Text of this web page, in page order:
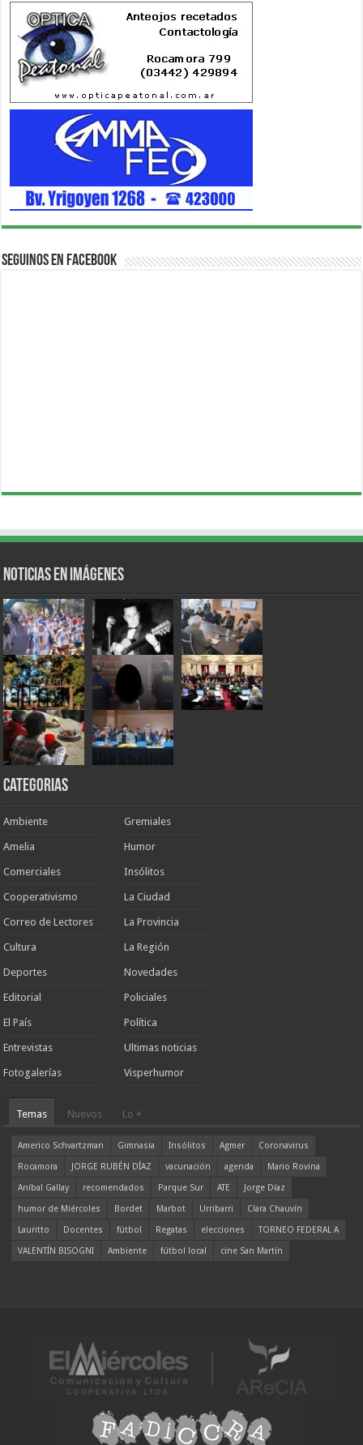
Seguinos en Facebook
Noticias en Imágenes
Categorias
Ambiente
Amelia
Comerciales
Cooperativismo
Correo de Lectores
Cultura
Deportes
Editorial
El País
Entrevistas
Fotogalerías
Gremiales
Humor
Insólitos
La Ciudad
La Provincia
La Región
Novedades
Policiales
Política
Ultimas noticias
Visperhumor
Temas Nuevos Lo +
Americo Schvartzman Gimnasia Insólitos Agmer
Coronavirus
Rocamora
JORGE RUBÉN DÍAZ vacunación agenda
Mario Rovina
Aníbal Gallay
recomendados Parque Sur ATE
Jorge Díaz
humor de Miércoles
Bordet Marbot Urribarri
Clara Chauvín
Lauritto
Docentes fútbol Regatas elecciones
TORNEO FEDERAL A
VALENTÍN BISOGNI
Ambiente fútbol local cine San Martín